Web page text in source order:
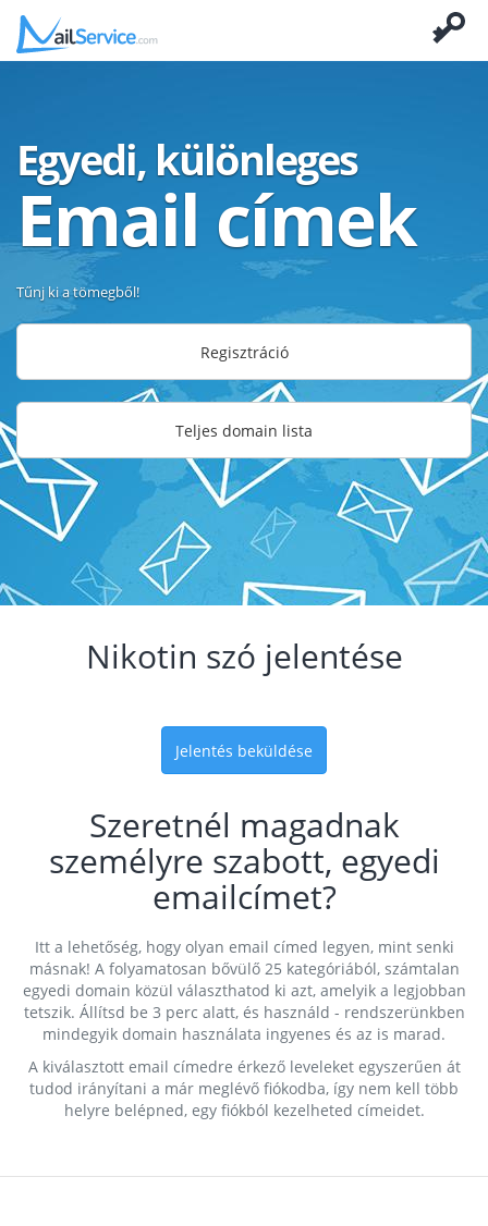
Egyedi, különleges
Email címek
Tűnj ki a tömegből!
Regisztráció
Teljes domain lista
Nikotin szó jelentése
Jelentés beküldése
Szeretnél magadnak
személyre szabott, egyedi
emailcímet?
Itt a lehetőség, hogy olyan email címed legyen, mint senki
másnak! A folyamatosan bővülő 25 kategóriából, számtalan
egyedi domain közül választhatod ki azt, amelyik a legjobban
tetszik. Állítsd be 3 perc alatt, és használd - rendszerünkben
mindegyik domain használata ingyenes és az is marad.
A kiválasztott email címedre érkező leveleket egyszerűen át
tudod irányítani a már meglévő fiókodba, így nem kell több
helyre belépned, egy fiókból kezelheted címeidet.